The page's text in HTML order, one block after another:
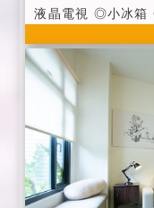
液晶電視 ◎小冰
亞高級清潔用品
◎無線寬頻上網 ◎
露天SPA，使用南
人花園